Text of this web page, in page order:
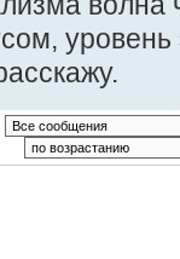
уровень